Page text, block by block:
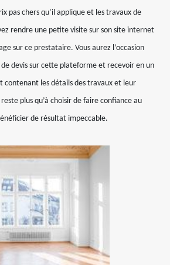
pas chers qu’il applique et les travaux de
rendre une petite visite sur son site internet
sur ce prestataire. Vous aurez l’occasion
devis sur cette plateforme et recevoir en un
contenant les détails des travaux et leur
plus qu’à choisir de faire confiance au
de résultat impeccable.